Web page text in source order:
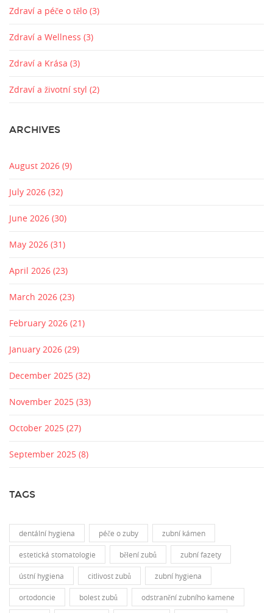
Zdraví a péče o tělo (3)
Zdraví a Wellness (3)
Zdraví a Krása (3)
Zdraví a životní styl (2)
ARCHIVES
August 2026 (9)
July 2026 (32)
June 2026 (30)
May 2026 (31)
April 2026 (23)
March 2026 (23)
February 2026 (21)
January 2026 (29)
December 2025 (32)
November 2025 (33)
October 2025 (27)
September 2025 (8)
TAGS
dentální hygiena péče o zuby zubní kámen
estetická stomatologie bělení zubů zubní fazety
ústní hygiena citlivost zubů zubní hygiena
ortodoncie bolest zubů odstranění zubního kamene